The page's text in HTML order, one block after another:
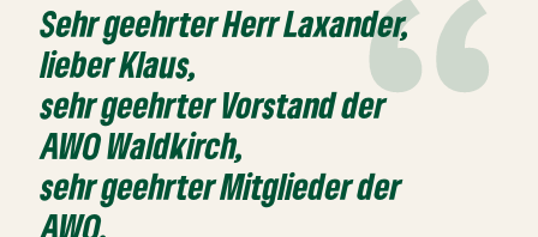
Sehr geehrter Herr Laxander,
lieber Klaus,
sehr geehrter Vorstand der
AWO Waldkirch,
sehr geehrter Mitglieder der
AWO,